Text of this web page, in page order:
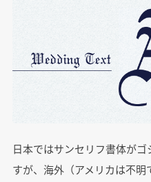
日本ではサンセリフ書体が
すが、海外（アメリカは不明